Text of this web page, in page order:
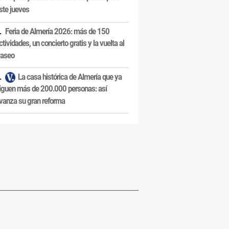
jueves
Feria de Almería 2026: más de 150
un concierto gratis y la vuelta al
La casa histórica de Almería que ya
más de 200.000 personas: así
su gran reforma